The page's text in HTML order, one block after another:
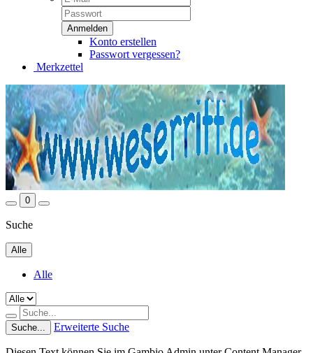
Konto erstellen
Passwort vergessen?
Merkzettel
0
Suche
Alle
Alle
Suche... Erweiterte Suche